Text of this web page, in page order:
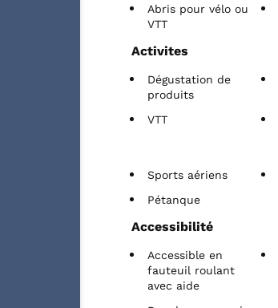
Abris pour vélo ou
VTT
Activites
Dégustation de
produits
VTT
Sports aériens
Pétanque
Accessibilité
Accessible en
fauteuil roulant
avec aide